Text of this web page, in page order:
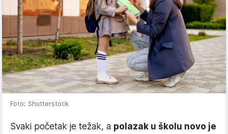
Foto: Shutterstock
Svaki početak je težak, a polazak u školu novo je